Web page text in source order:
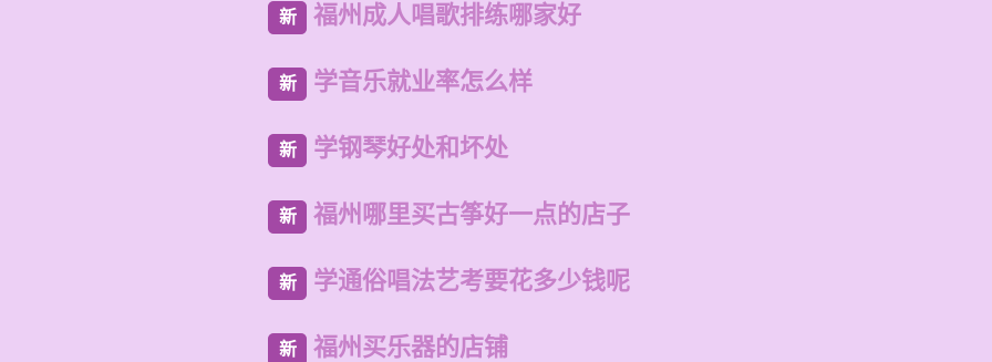
新 福州成人唱歌排练哪家好
新 学音乐就业率怎么样
新 学钢琴好处和坏处
新 福州哪里买古筝好一点的店子
新 学通俗唱法艺考要花多少钱呢
新 福州买乐器的店铺